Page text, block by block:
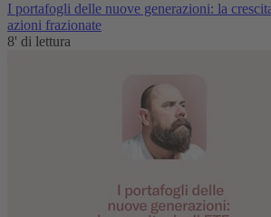
I portafogli delle nuove generazioni: la
azioni frazionate
8' di lettura